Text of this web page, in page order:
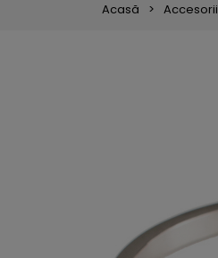
Acasă Accesorii